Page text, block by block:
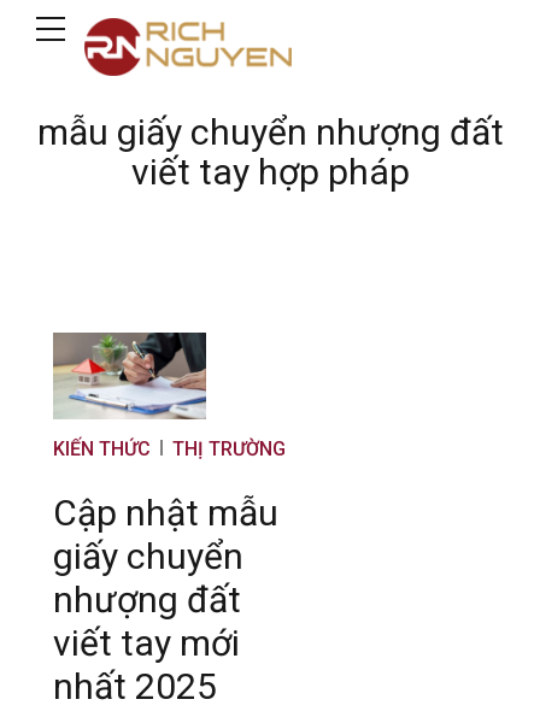
mẫu giấy chuyển nhượng đất
viết tay hợp pháp
KIẾN THỨC THỊ TRƯỜNG
Cập nhật mẫu
giấy chuyển
nhượng đất
viết tay mới
nhất 2025